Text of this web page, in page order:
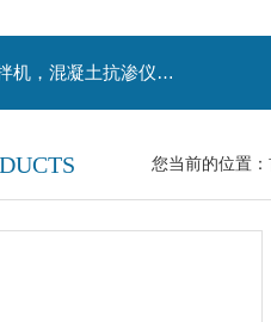
主营产品：混凝土钻孔取芯机，水泥电动抗折试验机,行星式水泥胶砂搅拌机，混凝土抗渗仪，水泥胶砂振实台，水泥净浆搅拌机，水泥细度负压筛析仪,混凝土含气量测定仪,混凝土振动台
您当前的位置：